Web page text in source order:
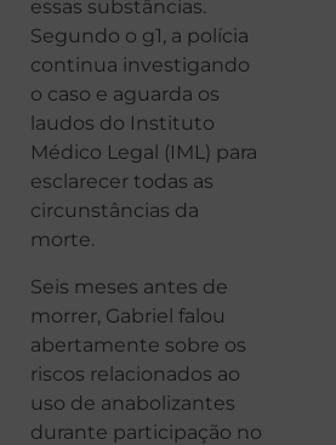
essas substâncias.
Segundo o g1, a polícia
continua investigando
o caso e aguarda os
laudos do Instituto
Médico Legal (IML) para
esclarecer todas as
circunstâncias da
morte.
Seis meses antes de
morrer, Gabriel falou
abertamente sobre os
riscos relacionados ao
uso de anabolizantes
durante participação no